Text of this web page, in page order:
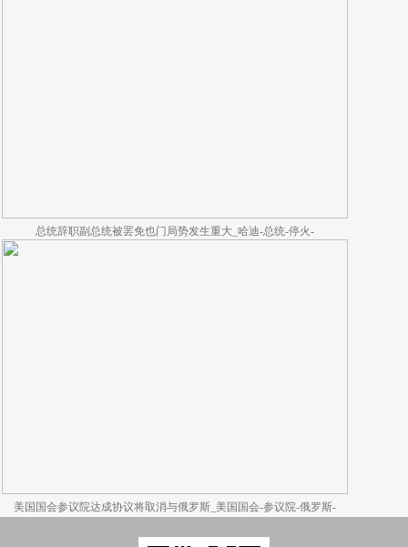
总统辞职副总统被罢免也门局势发生重大_哈迪-总统-停火-
美国国会参议院达成协议将取消与俄罗斯_美国国会-参议院-俄罗斯-